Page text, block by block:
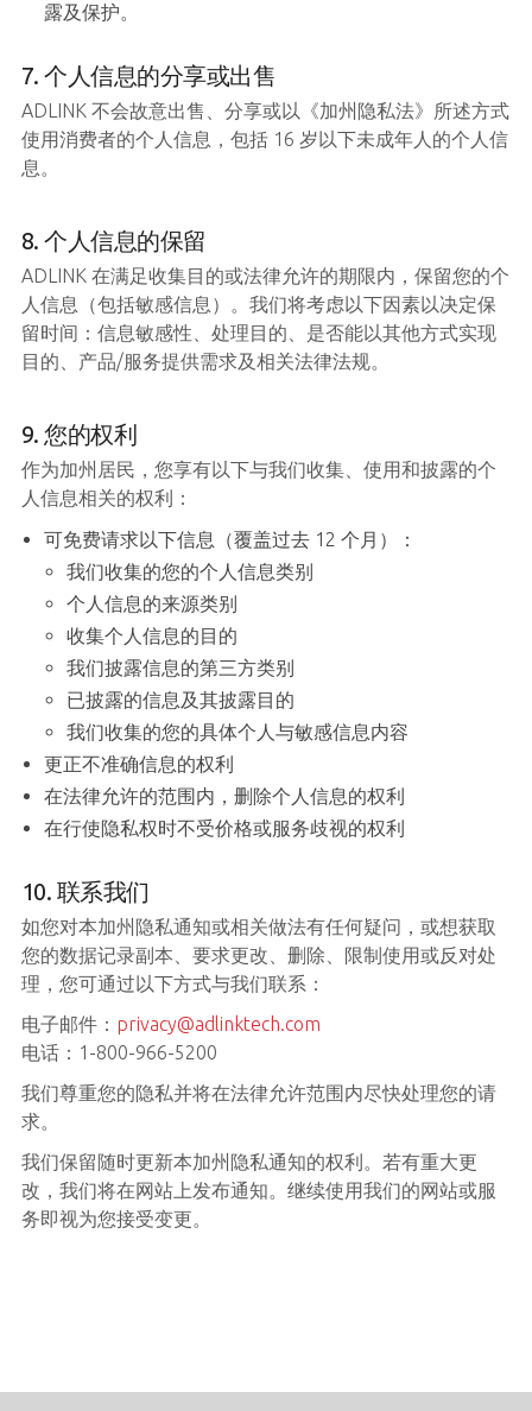
露及保护。
7. 个人信息的分享或出售
ADLINK 不会故意出售、分享或以《加州隐私法》所述方式
使用消费者的个人信息，包括 16 岁以下未成年人的个人信
息。
8. 个人信息的保留
ADLINK 在满足收集目的或法律允许的期限内，保留您的个
人信息（包括敏感信息）。我们将考虑以下因素以决定保
留时间：信息敏感性、处理目的、是否能以其他方式实现
目的、产品/服务提供需求及相关法律法规。
9. 您的权利
作为加州居民，您享有以下与我们收集、使用和披露的个
人信息相关的权利：
可免费请求以下信息（覆盖过去 12 个月）：
我们收集的您的个人信息类别
个人信息的来源类别
收集个人信息的目的
我们披露信息的第三方类别
已披露的信息及其披露目的
我们收集的您的具体个人与敏感信息内容
更正不准确信息的权利
在法律允许的范围内，删除个人信息的权利
在行使隐私权时不受价格或服务歧视的权利
10. 联系我们
如您对本加州隐私通知或相关做法有任何疑问，或想获取
您的数据记录副本、要求更改、删除、限制使用或反对处
理，您可通过以下方式与我们联系：
电子邮件： privacy@adlinktech.com
电话：1-800-966-5200
我们尊重您的隐私并将在法律允许范围内尽快处理您的请
求。
我们保留随时更新本加州隐私通知的权利。若有重大更
改，我们将在网站上发布通知。继续使用我们的网站或服
务即视为您接受变更。